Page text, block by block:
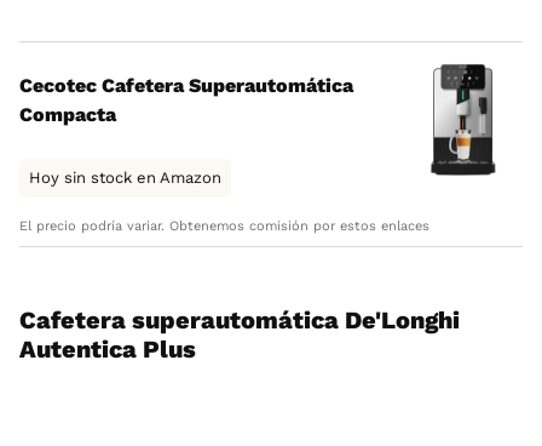
Cecotec Cafetera Superautomática
Compacta
Hoy sin stock en Amazon
El precio podría variar. Obtenemos comisión por estos enlaces
Cafetera superautomática De'Longhi
Autentica Plus